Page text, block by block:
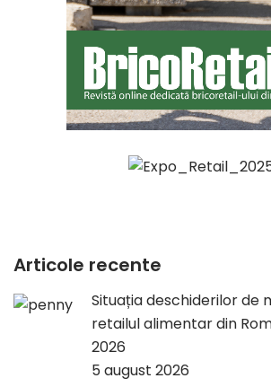
Articole recente
Situația deschiderilor de
retailul alimentar din
2026
5 august 2026